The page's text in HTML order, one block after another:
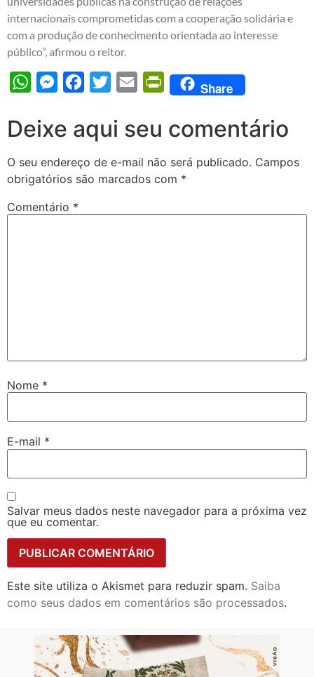
internacionais comprometidas com a cooperação solidária e
com a produção de conhecimento orientada ao interesse
público”, afirmou o reitor.
WhatsAppMessengerFacebook
Twitter Email PrintFriendly
Share
Deixe aqui seu comentário
O seu endereço de e-mail não será publicado. Campos
obrigatórios são marcados com *
Comentário *
Nome *
E-mail *
Salvar meus dados neste navegador para a próxima vez
que eu comentar.
Este site utiliza o Akismet para reduzir spam. Saiba
como seus dados em comentários são processados.